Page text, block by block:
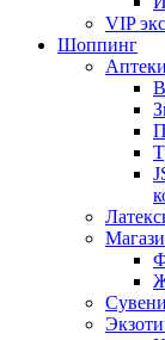
VIP
Шоппинг
Аптеки